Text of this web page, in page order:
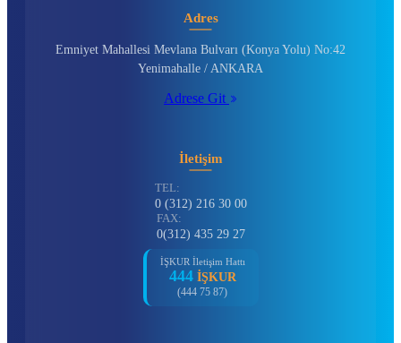
Adres
Emniyet Mahallesi Mevlana Bulvarı (Konya Yolu) No:42
Yenimahalle / ANKARA
Adrese Git
İletişim
TEL:
0 (312) 216 30 00
FAX:
0(312) 435 29 27
İŞKUR İletişim Hattı
444 İŞKUR
(444 75 87)